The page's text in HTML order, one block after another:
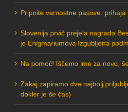
Pripnite varnostne pasove: prihaja
Slovenija prvič prejela nagrado
je Enigmariumova Izgubljena
Na pomoč! Iščemo ime za novo,
Zakaj zapiramo dve najbolj
dokler je še čas)